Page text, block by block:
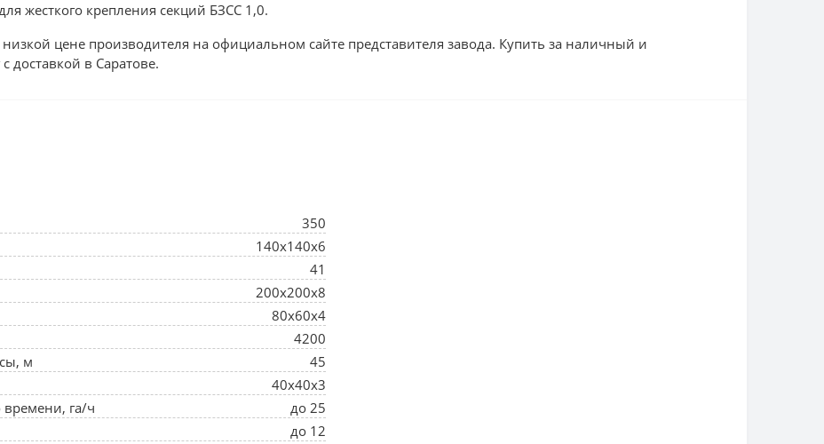
жесткого крепления секций БЗСС 1,0.
цене производителя на официальном сайте представителя завода. Купить за наличный и
доставкой в Саратове.
350
140х140х6
41
200х200х8
80х60х4
4200
м
45
40х40х3
времени, га/ч
до 25
до 12